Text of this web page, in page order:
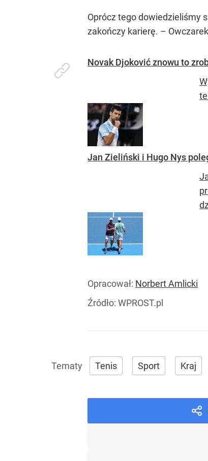
Oprócz tego dowiedzieliśmy
zakończy karierę. –
Novak Djoković znowu to
Jan Zieliński i Hugo Nys
Opracował: Norbert Amlicki
Źródło: WPROST.pl
Tenis Sport Kraj